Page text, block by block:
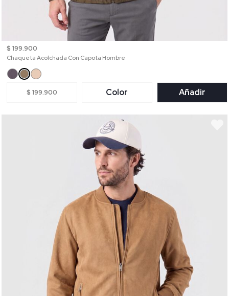
$ 199.900
Chaqueta Acolchada Con Capota Hombre
$ 199.900 Color Añadir